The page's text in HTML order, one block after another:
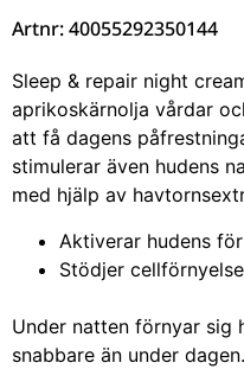
Artnr: 40055292350144
Sleep & repair night
aprikoskärnolja vårdar
att få dagens
stimulerar även hudens
med hjälp av
Aktiverar hudens
Stödjer
Under natten förnyar sig
snabbare än under